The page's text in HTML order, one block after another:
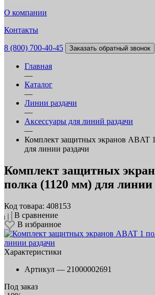
О компании
Контакты
8 (800) 700-40-45 Заказать обратный звонок
Главная
—
Каталог
—
Линии раздачи
—
Аксессуары для линий раздачи
—
Комплект защитных экранов ABAT
для линии раздачи
Комплект защитных
полка (1120 мм) для линии
Код товара: 408153
В сравнение
В избранное
Характеристики
Артикул — 21000002691
Под заказ